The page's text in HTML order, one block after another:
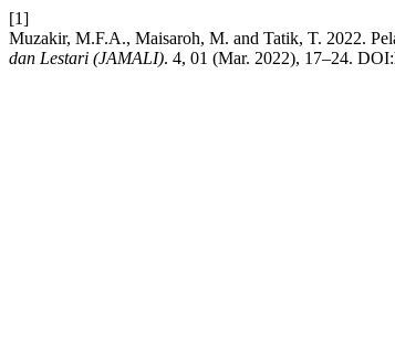
[1]
Muzakir, M.F.A., Maisaroh, M. and Tatik, T. 2022.
dan Lestari (JAMALI). 4, 01 (Mar. 2022), 17–24.